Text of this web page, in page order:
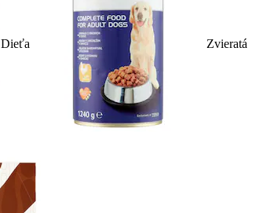
Dieťa Zvieratá